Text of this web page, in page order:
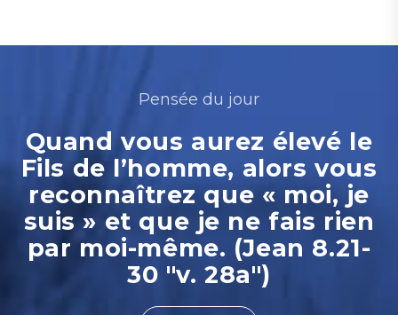
Pensée du jour
Quand vous aurez élevé le
Fils de l’homme, alors vous
reconnaîtrez que « moi, je
suis » et que je ne fais rien
par moi-même. (Jean 8.21-
30 "v. 28a")